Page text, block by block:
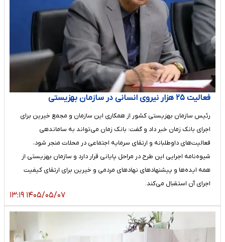
فعالیت ۲۵ هزار نیروی انسانی در سازمان بهزیستی
رئیس سازمان بهزیستی کشور از همکاری این سازمان و مجمع خیرین برای
اجرای بانک زمان خبر داد و گفت: بانک زمان می‌تواند به ساماندهی
فعالیت‌های داوطلبانه و ارتقای سرمایه اجتماعی در محلات منجر شود،
شیوه‌نامه اجرایی این طرح در مراحل پایانی قرار دارد و سازمان بهزیستی از
همه ایده‌ها و پیشنهادهای نهادهای مردمی و خیرین برای ارتقای کیفیت
اجرای آن استقبال می‌کند.
۱۴۰۵/۰۵/۰۷ ۱۳:۱۹